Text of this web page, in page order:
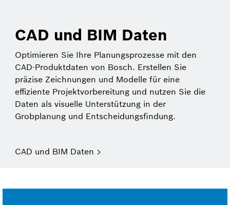
CAD und BIM Daten
Optimieren Sie Ihre Planungsprozesse mit den
CAD-Produktdaten von Bosch. Erstellen Sie
präzise Zeichnungen und Modelle für eine
effiziente Projektvorbereitung und nutzen Sie die
Daten als visuelle Unterstützung in der
Grobplanung und Entscheidungsfindung.
CAD und BIM Daten